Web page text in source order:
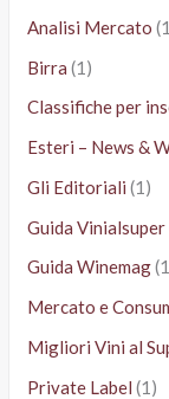
Analisi Mercato
Birra (1)
Classifiche per
Esteri – News &
Gli Editoriali (1)
Guida Vinialsuper
Guida Winemag
Mercato e
Migliori Vini al
Private Label (1)